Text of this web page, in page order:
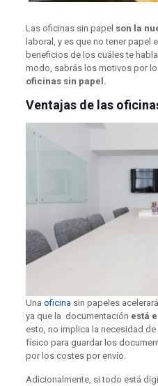
Las oficinas sin papel son la
laboral, y es que no tener papel
beneficios de los cuáles te
modo, sabrás los motivos por
oficinas sin papel.
Ventajas de las
Una oficina sin papeles
ya que la documentación está
esto, no implica la necesidad
físico para guardar los
por los costes por envío.
Adicionalmente, si todo está